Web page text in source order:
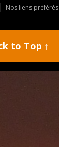
Nos liens préférés
to Top ↑